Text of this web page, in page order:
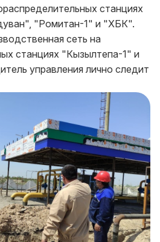
станциях
"Ромитан-1" и "ХБК".
сеть на
станциях "Кызылтепа-1" и
управления лично следит